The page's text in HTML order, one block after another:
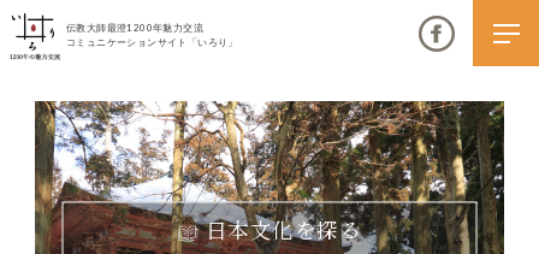
伝教大師最澄1200年魅力交流
コミュニケーションサイト「いろり」
伝教大師最澄1200年魅力交流
日本文化を探る